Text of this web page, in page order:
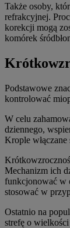
Także osoby,
refrakcyjnej.
korekcji mogą
komórek
Podstawowe
kontrolować
W celu
dziennego,
Krople
Mechanizm ich
funkcjonować w
stosować w
Ostatnio na
strefę o